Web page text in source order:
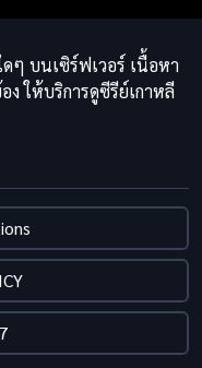
ๆ บนเซิร์ฟเวอร์ เนื้อหา
ให้บริการดูซีรีย์เกาหลี